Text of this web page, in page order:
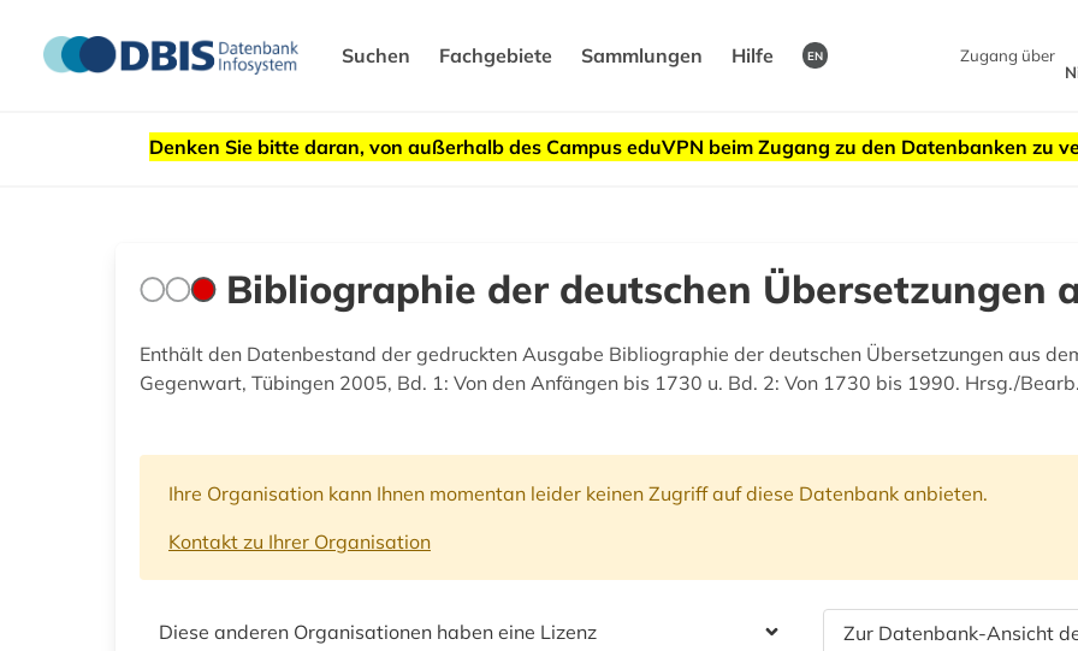
Suchen Fachgebiete Sammlungen Hilfe EN
Zugang über
Denken Sie bitte daran, von außerhalb des Campus eduVPN beim Zugang zu den Datenbanken zu
Bibliographie der deutschen Übersetzungen
Enthält den Datenbestand der gedruckten Ausgabe Bibliographie der deutschen Übersetzungen aus
Gegenwart, Tübingen 2005, Bd. 1: Von den Anfängen bis 1730 u. Bd. 2: Von 1730 bis 1990. Hrsg./
Ihre Organisation kann Ihnen momentan leider keinen Zugriff auf diese Datenbank anbieten.
Kontakt zu Ihrer Organisation
Diese anderen Organisationen haben eine Lizenz Zur Datenbank-Ansicht